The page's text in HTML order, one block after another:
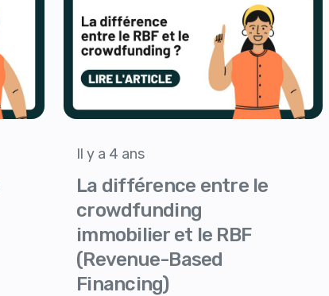
Il y a 4 ans
La différence entre le
crowdfunding
immobilier et le RBF
(Revenue-Based
Financing)